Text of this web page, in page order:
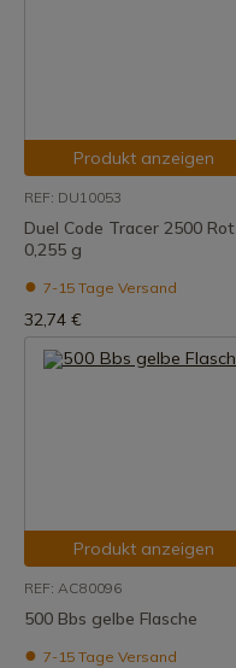
Produkt anzeigen
REF: DU10053
Duel Code Tracer 2500 Rot
0,255 g
7-15 Tage Versand
32,74 €
Produkt anzeigen
REF: AC80096
500 Bbs gelbe Flasche
7-15 Tage Versand